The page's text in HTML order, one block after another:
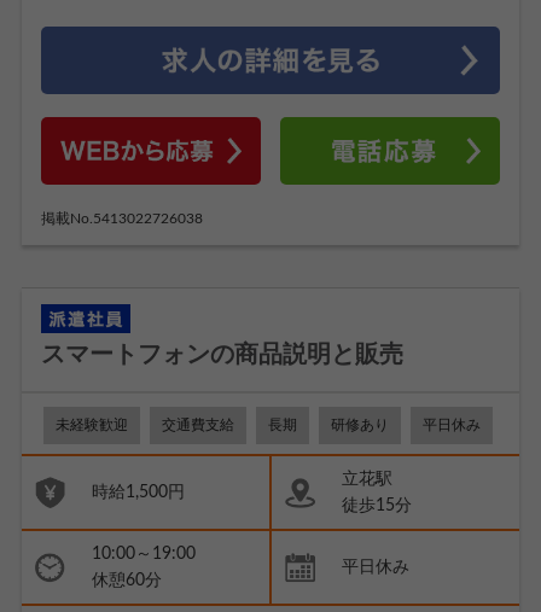
掲載No.5413022726038
スマートフォンの商品説明と販売
未経験歓迎 交通費支給 長期 研修あり 平日休み
時給1,500円
立花駅
徒歩15分
10:00～19:00
休憩60分
平日休み